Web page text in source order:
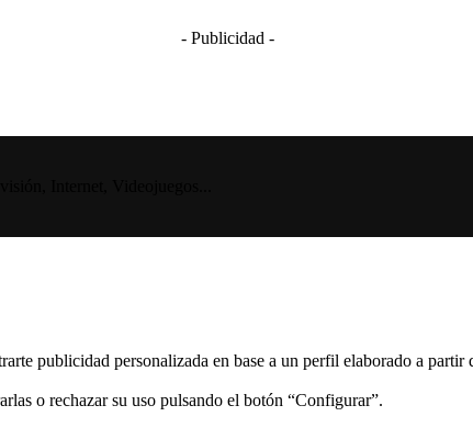
- Publicidad -
publicidad personalizada en base a un perfil elaborado a
o rechazar su uso pulsando el botón “Configurar”.